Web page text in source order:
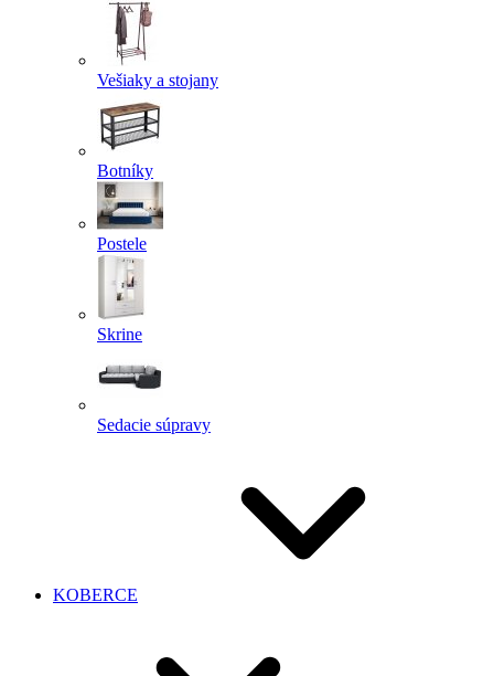
Vešiaky a stojany
Botníky
Postele
Skrine
Sedacie súpravy
KOBERCE